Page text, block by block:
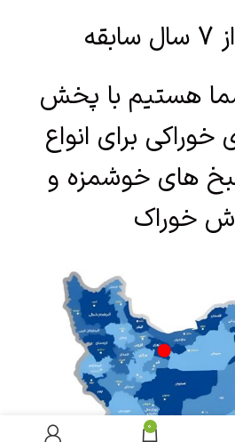
هستیم با پخش
خوراکی برای انواع
های خوشمزه و
خوراک
0